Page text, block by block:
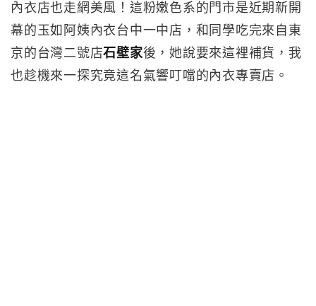
內衣店也走網美風！這粉嫩色系的門市是近期新開
幕的玉如阿姨內衣台中一中店，和同學吃完來自東
京的台灣二號店石壁家後，她說要來這裡補貨，我
也趁機來一探究竟這名氣響叮噹的內衣專賣店。